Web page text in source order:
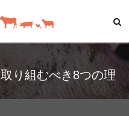
り組むべき8つの理